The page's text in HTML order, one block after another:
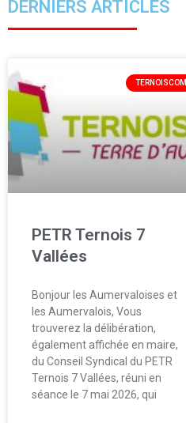
DERNIERS ARTICLES
TERNOISCOM
PETR Ternois 7
Vallées
Bonjour les Aumervaloises et
les Aumervalois, Vous
trouverez la délibération,
également affichée en maire,
du Conseil Syndical du PETR
Ternois 7 Vallées, réuni en
séance le 7 mai 2026, qui